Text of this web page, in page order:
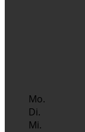
Mo.
Di.
Mi.